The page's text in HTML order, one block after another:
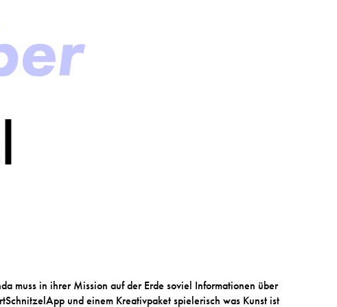
muss in ihrer Mission auf der Erde soviel Informationen über
und einem Kreativpaket spielerisch was Kunst ist